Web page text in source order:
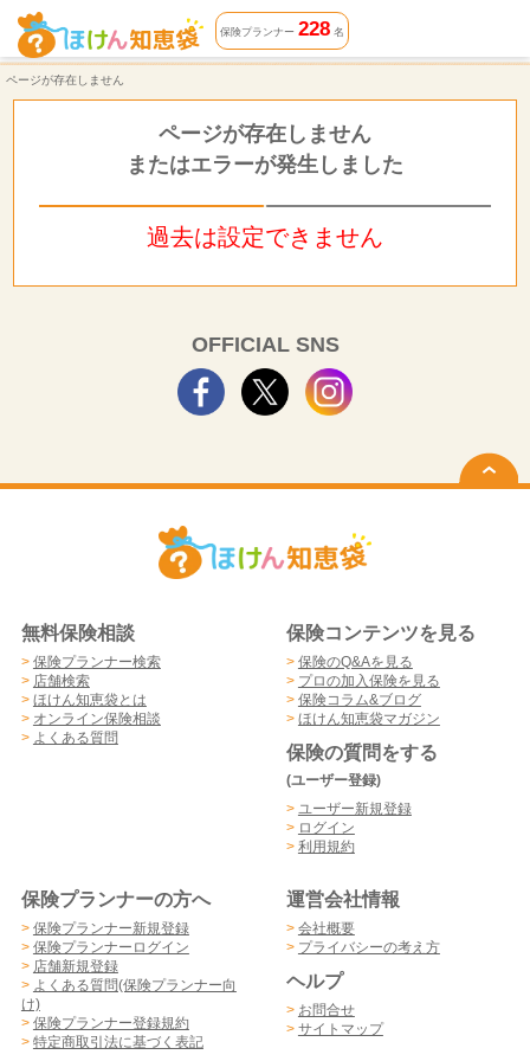
ページが存在しません | ほけん知恵袋
保険プランナー 228名
ページが存在しません
ページが存在しません
またはエラーが発生しました
過去は設定できません
OFFICIAL SNS
無料保険相談
> 保険プランナー検索
> 店舗検索
> ほけん知恵袋とは
> オンライン保険相談
> よくある質問
保険コンテンツを見る
> 保険のQ&Aを見る
> プロの加入保険を見る
> 保険コラム&ブログ
> ほけん知恵袋マガジン
保険の質問をする
(ユーザー登録)
> ユーザー新規登録
> ログイン
> 利用規約
保険プランナーの方へ
> 保険プランナー新規登録
> 保険プランナーログイン
> 店舗新規登録
> よくある質問(保険プランナー向
け)
> 保険プランナー登録規約
> 特定商取引法に基づく表記
運営会社情報
> 会社概要
> プライバシーの考え方
ヘルプ
> お問合せ
> サイトマップ